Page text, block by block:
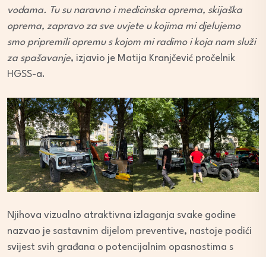
vodama. Tu su naravno i medicinska oprema, skijaška
oprema, zapravo za sve uvjete u kojima mi djelujemo
smo pripremili opremu s kojom mi radimo i koja nam služi
za spašavanje, izjavio je Matija Kranjčević pročelnik
HGSS-a.
Njihova vizualno atraktivna izlaganja svake godine
nazvao je sastavnim dijelom preventive, nastoje podići
svijest svih građana o potencijalnim opasnostima s